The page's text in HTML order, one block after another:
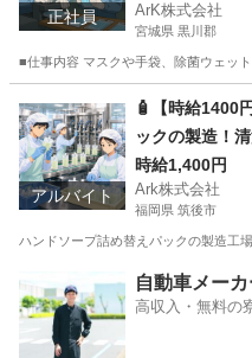
正社員 ArK株式会社
宮城県 黒川郡
■仕事内容 マスクや手袋、除菌ウェッ
工場 パッケ
アルバイト
🧴【時給1400
ックの製造！
時給1,400円
Ark株式会社
福岡県 筑後市
ハンドソープ詰め替えパックの製造工
工場 時給
自動車メー
高収入・無料の